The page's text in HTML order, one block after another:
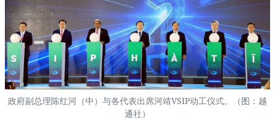
政府副总理陈红河（中）与各代表出席河靖VSIP动工仪式。（图：越
通社）